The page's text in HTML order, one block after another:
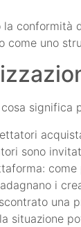
la
come uno
significa
sono
i
una
situazione